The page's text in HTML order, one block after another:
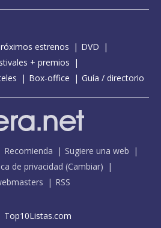
estrenos
DVD
+ premios
Box-office Guía / directorio
Recomienda
Sugiere una web
de privacidad (Cambiar)
RSS
Top10Listas.com